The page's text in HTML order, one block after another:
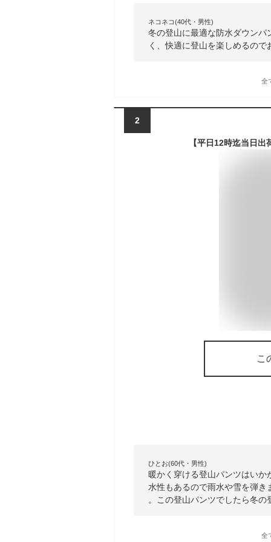
ネコネコ(40代・男性)
冬の登山に最適な防水ダウン
く、快適に登山を楽しめるので
全
2
こ
ひとお(60代・男性)
暖かく穿ける登山パンツはい
水性もあるので雨水や雪を弾
。この登山パンツでしたら冬
全